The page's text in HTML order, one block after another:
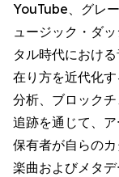
YouTube、グレ
ュージック・ダ
タル時代におけ
在り方を近代化
分析、ブロック
追跡を通じて、
保有者が自らの
楽曲およびメタ